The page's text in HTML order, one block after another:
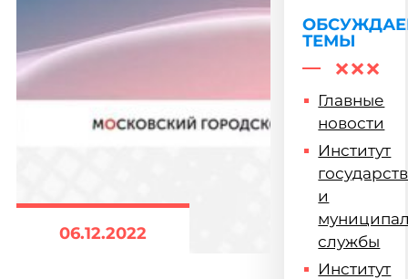
06.12.2022
ТЕМЫ
Главные
новости
Институт
и
службы
Институт